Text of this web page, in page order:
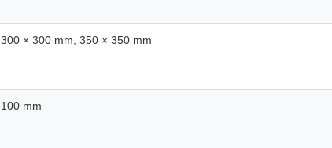
300 × 300 mm, 350 × 350 mm
100 mm